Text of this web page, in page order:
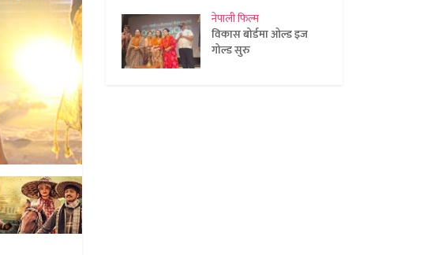
नेपाली फिल्म
विकास बोर्डमा ओल्ड इज
गोल्ड सुरु